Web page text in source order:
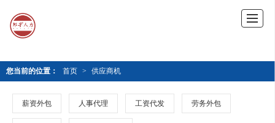
您当前的位置： 首页 > 供应商机
薪资外包 人事代理 工资代发 劳务外包